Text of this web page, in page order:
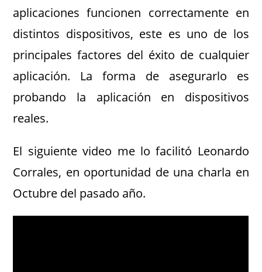
aplicaciones funcionen correctamente en
distintos dispositivos, este es uno de los
principales factores del éxito de cualquier
aplicación. La forma de asegurarlo es
probando la aplicación en dispositivos
reales.
El siguiente video me lo facilitó Leonardo
Corrales, en oportunidad de una charla en
Octubre del pasado año.